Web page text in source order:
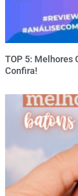
TOP 5: Melhores
Confira!